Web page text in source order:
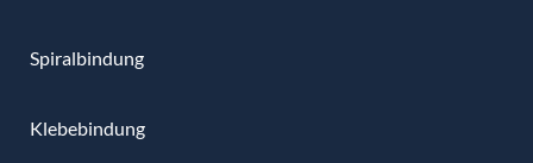
Spiralbindung
Klebebindung